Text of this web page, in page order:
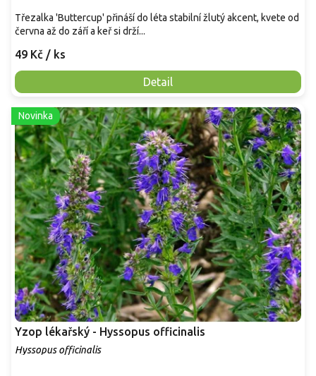
49 Kč / ks
Detail
Třezalka 'Buttercup' přináší do léta stabilní žlutý akcent, kvete od
června až do září a keř si drží...
Novinka
Yzop lékařský - Hyssopus officinalis
Hyssopus officinalis